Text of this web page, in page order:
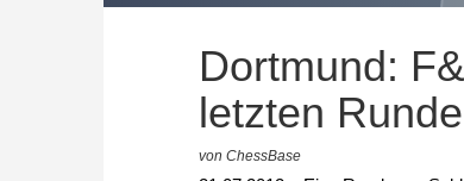
Dortmund:
letzten Runde
von ChessBase